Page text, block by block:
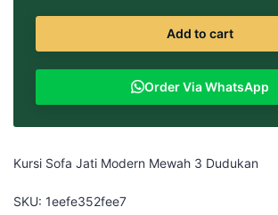
Add to cart
Order Via WhatsApp
Kursi Sofa Jati Modern Mewah 3 Dudukan
SKU: 1eefe352fee7